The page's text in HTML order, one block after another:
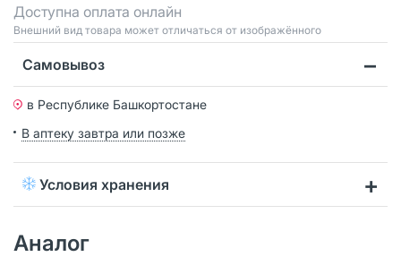
Доступна оплата онлайн
Bнешний вид товара может отличаться от изображённого
Самовывоз
в Республике Башкортостане
В аптеку завтра или позже
Условия хранения
Аналог